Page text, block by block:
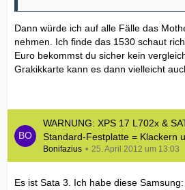
Dann würde ich auf alle Fälle das
nehmen. Ich finde das 1530 schaut
Euro bekommst du sicher kein
Grakikkarte kann es dann vielleicht
WARNUNG: XPS 17 L702x &
Standard-Festplatte = Klackern
Bonifazius 25. April 2012 um 13:03
Es ist Sata 3. Ich habe diese Samsung: